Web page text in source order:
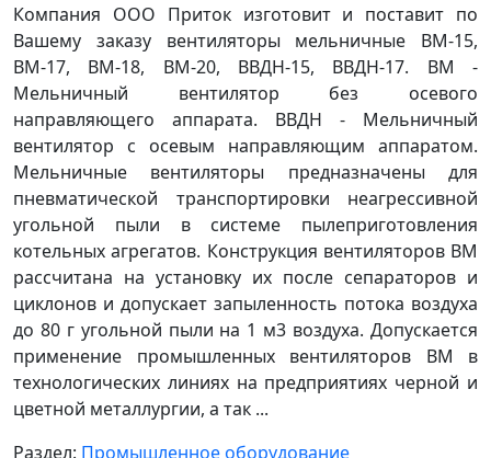
Компания ООО Приток изготовит и поставит по
Вашему заказу вентиляторы мельничные ВМ-15,
ВМ-17, ВМ-18, ВМ-20, ВВДН-15, ВВДН-17. ВМ -
Мельничный вентилятор без осевого
направляющего аппарата. ВВДН - Мельничный
вентилятор с осевым направляющим аппаратом.
Мельничные вентиляторы предназначены для
пневматической транспортировки неагрессивной
угольной пыли в системе пылеприготовления
котельных агрегатов. Конструкция вентиляторов ВМ
рассчитана на установку их после сепараторов и
циклонов и допускает запыленность потока воздуха
до 80 г угольной пыли на 1 м3 воздуха. Допускается
применение промышленных вентиляторов ВМ в
технологических линиях на предприятиях черной и
цветной металлургии, а так ...
Раздел: Промышленное оборудование